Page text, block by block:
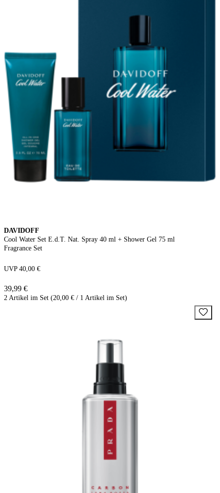
DAVIDOFF
Cool Water Set E.d.T. Nat. Spray 40 ml + Shower Gel 75 ml
Fragrance Set
UVP 40,00 €
39,99 €
2 Artikel im Set (20,00 € / 1 Artikel im Set)